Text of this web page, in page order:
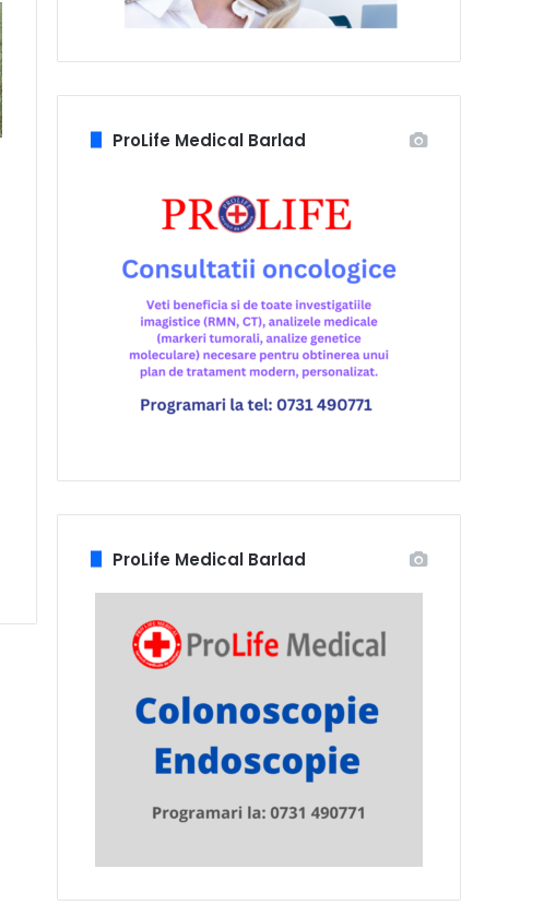
ProLife Medical Barlad
ProLife Medical Barlad